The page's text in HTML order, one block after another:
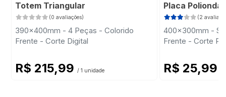
Totem Triangular
(0 avaliações)
390x400mm - 4 Peças - Colorido
Frente - Corte Digital
R$ 215,99 / 1 unidade
Placa Polionda
(2
400x300mm -
Frente - Corte
R$ 25,99